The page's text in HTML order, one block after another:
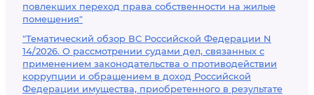
повлекших переход права собственности на жилые
помещения"
"Тематический обзор ВС Российской Федерации N
14/2026. О рассмотрении судами дел, связанных с
применением законодательства о противодействии
коррупции и обращением в доход Российской
Федерации имущества, приобретенного в результате